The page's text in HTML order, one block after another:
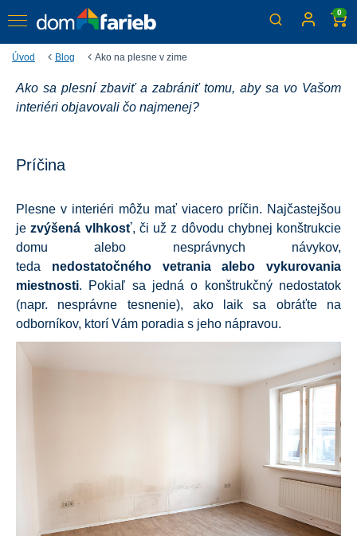
0
Úvod Blog Ako na plesne v zime
Ako na plesne v zime
Ako sa plesní zbaviť a zabrániť tomu, aby sa vo Vašom
interiéri objavovali čo najmenej?
Príčina
Plesne v interiéri môžu mať viacero príčin. Najčastejšou
jezvýšená vlhkosť, či už z dôvodu chybnej konštrukcie
domu alebo nesprávnych návykov,
teda nedostatočného vetrania alebo vykurovania
miestnosti. Pokiaľ sa jedná o konštrukčný nedostatok
(napr. nesprávne tesnenie), ako laik sa obráťte na
odborníkov, ktorí Vám poradia s jeho nápravou.